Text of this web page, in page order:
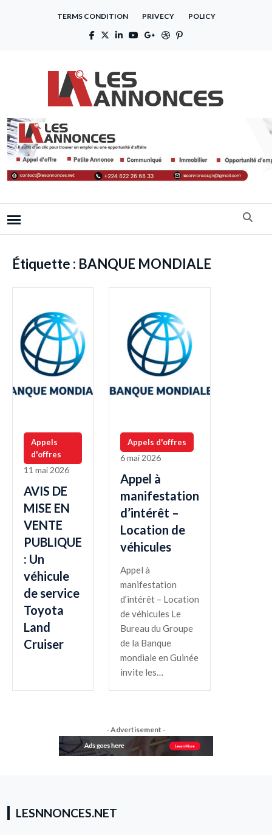
TERMS CONDITION PRIVECY POLICY
Étiquette : BANQUE MONDIALE
Appels
d'offres
11 mai 2026
AVIS DE
MISE EN
VENTE
PUBLIQUE
: Un
véhicule
de service
Toyota
Land
Cruiser
Appels d'offres
6 mai 2026
Appel à
manifestation
d’intérêt –
Location de
véhicules
Appel à
manifestation
d’intérêt – Location
de véhicules Le
Bureau du Groupe
de la Banque
mondiale en Guinée
invite les…
- Advertisement -
LESNNONCES.NET